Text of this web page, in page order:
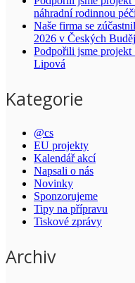
náhradní rodinnou
Naše firma se
2026 v Českých
Podpořili jsme
Lipová
Kategorie
@cs
EU projekty
Kalendář akcí
Napsali o nás
Novinky
Sponzorujeme
Tipy na přípravu
Tiskové zprávy
Archiv